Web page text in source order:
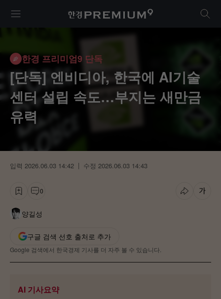
모
체
메
뉴
한
미
엄
9
통
한경 프리미엄9 단독
[단독] 엔비디아, 한국에 AI기술
센터 설립 속도…부지는 새만금
유력
입력 2026.06.03 14:42 수정 2026.06.03 14:43
기
스
랩
댓
0
기
글
양길성
구글 검색 선호 출처로 추가
Google 검색에서 한국경제 기사를 더 자주 볼 수 있습니다.
AI 기사요약